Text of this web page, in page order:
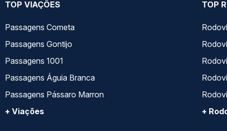
TOP VIAÇÕES
Passagens Cometa
Passagens Gontijo
Passagens 1001
Passagens Águia Branca
Passagens Pássaro Marron
+ Viações
TOP
+